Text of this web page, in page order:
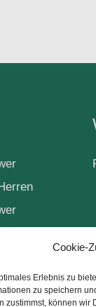
Cookie-
Erlebnis zu
zu speichern
zustimmst, können wir